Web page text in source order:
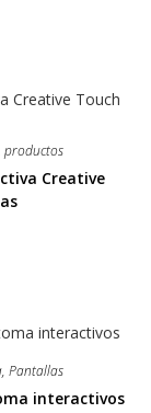
productos
Creative
, Pantallas
interactivos